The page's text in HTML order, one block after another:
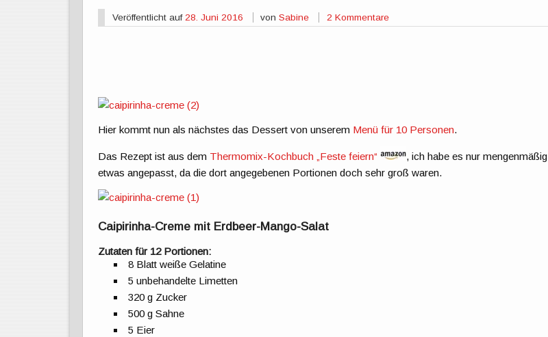
Veröffentlicht auf 28. Juni 2016 vonSabine 2 Kommentare
Hier kommt nun als nächstes das Dessert von unserem Menü für 10 Personen.
Das Rezept ist aus dem Thermomix-Kochbuch „Feste feiern“
, ich habe es nur mengenmäßig
etwas angepasst, da die dort angegebenen Portionen doch sehr groß waren.
Caipirinha-Creme mit Erdbeer-Mango-Salat
Zutaten für 12 Portionen:
8 Blatt weiße Gelatine
5 unbehandelte Limetten
320 g Zucker
500 g Sahne
5 Eier